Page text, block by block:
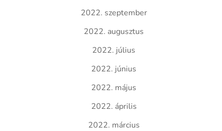
2022. szeptember
2022. augusztus
2022. július
2022. június
2022. május
2022. április
2022. március